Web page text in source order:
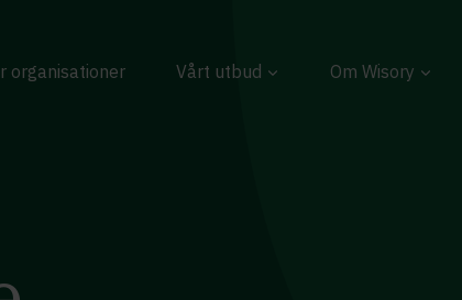
organisationer Vårt utbud Om Wisory